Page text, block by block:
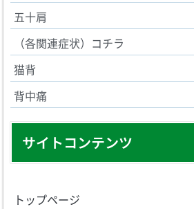
五十肩
（各関連症状）コチラ
猫背
背中痛
サイトコンテンツ
トップページ